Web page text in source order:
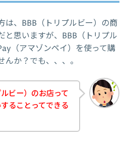
は、BBB（トリプルビー）の商
と思いますが、BBB（トリプル
（アマゾンペイ）を使って購
か？でも、、、。
ビー）のお店って
ることってできる